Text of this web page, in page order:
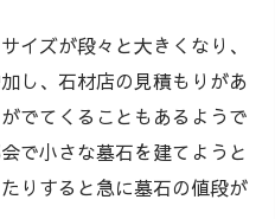
イズが段々と大きくなり、
し、石材店の見積もりがあ
でてくることもあるようで
で小さな墓石を建てようと
りすると急に墓石の値段が